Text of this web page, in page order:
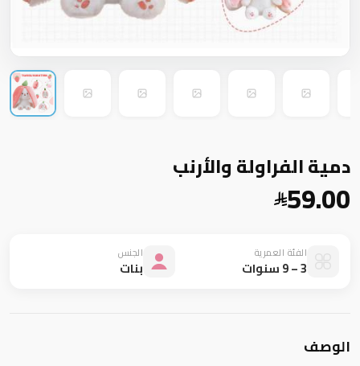
دمية الفراولة والأرنب
59.00
الفئة العمرية
3 – 9 سنوات
الجنس
بنات
الوصف